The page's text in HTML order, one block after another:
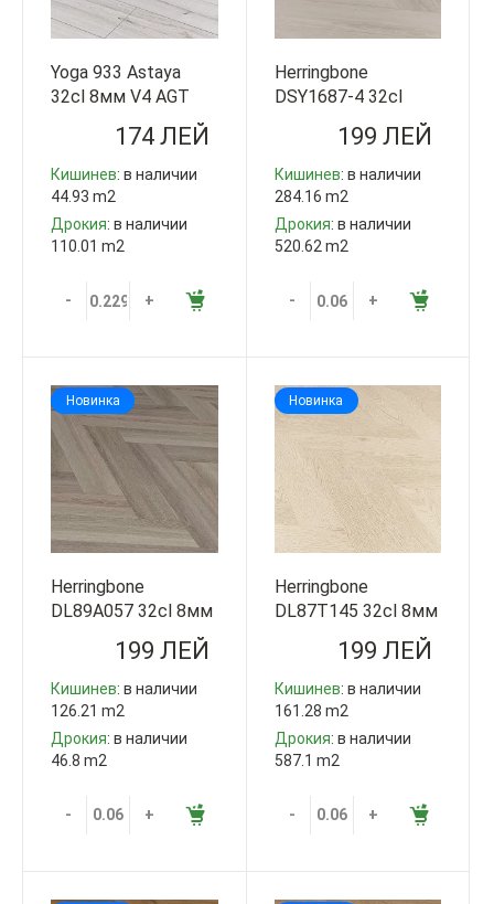
Yoga 933 Astaya
32cl 8мм V4 AGT
174 ЛЕЙ
Кишинев: в наличии
44.93 m2
Дрокия: в наличии
110.01 m2
- +
Herringbone
DSY1687-4 32cl
8мм V4 Step Guard
199 ЛЕЙ
Кишинев: в наличии
284.16 m2
Дрокия: в наличии
520.62 m2
- +
Новинка
Herringbone
DL89A057 32cl 8мм
199 ЛЕЙ
Кишинев: в наличии
126.21 m2
Дрокия: в наличии
46.8 m2
- +
Новинка
Herringbone
DL87T145 32cl 8мм
199 ЛЕЙ
Кишинев: в наличии
161.28 m2
Дрокия: в наличии
587.1 m2
- +